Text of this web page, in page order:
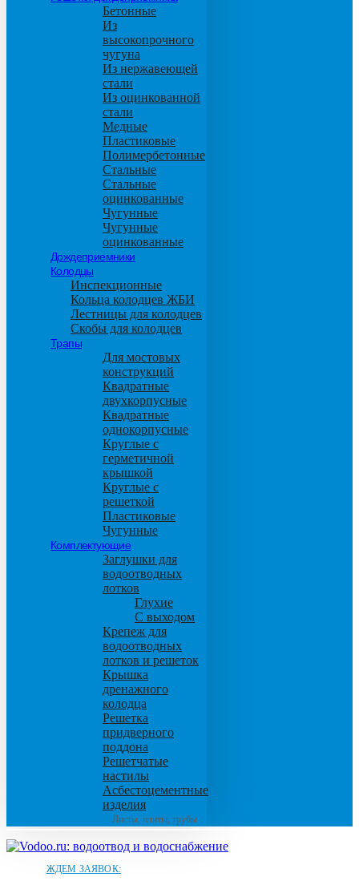
Бетонные
Из
высокопрочного
чугуна
Из нержавеющей
стали
Из оцинкованной
стали
Медные
Пластиковые
Полимербетонные
Стальные
Стальные
оцинкованные
Чугунные
Чугунные
оцинкованные
Дождеприемники
Колодцы
Инспекционные
Кольца колодцев ЖБИ
Лестницы для колодцев
Скобы для колодцев
Трапы
Для мостовых
конструкций
Квадратные
двухкорпусные
Квадратные
однокорпусные
Круглые с
герметичной
крышкой
Круглые с
решеткой
Пластиковые
Чугунные
Комплектующие
Заглушки для
водоотводных
лотков
Глухие
С выходом
Крепеж для
водоотводных
лотков и решеток
Крышка
дренажного
колодца
Решетка
придверного
поддона
Решетчатые
настилы
Асбестоцементные
изделия
Листы, плиты, трубы
ЖДЕМ ЗАЯВОК: